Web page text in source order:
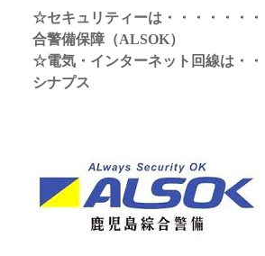
☆セキュリティーは・・・・・・
合警備保障（ALSOK）
☆電気・インターネット回線は・
シナプス